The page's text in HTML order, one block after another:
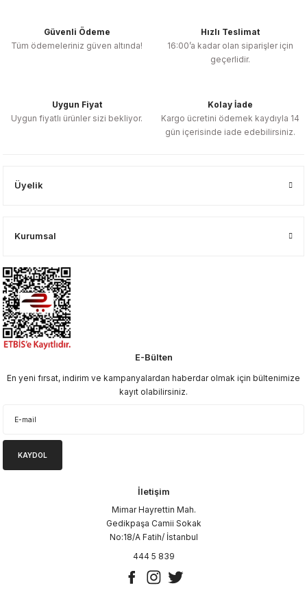
Güvenli Ödeme
Tüm ödemeleriniz güven altında!
Hızlı Teslimat
16:00’a kadar olan siparişler için
geçerlidir.
Uygun Fiyat
Uygun fiyatlı ürünler sizi bekliyor.
Kolay İade
Kargo ücretini ödemek kaydıyla 14
gün içerisinde iade edebilirsiniz.
Üyelik
Kurumsal
E-Bülten
En yeni fırsat, indirim ve kampanyalardan haberdar olmak için bültenimize
kayıt olabilirsiniz.
KAYDOL
İletişim
Mimar Hayrettin Mah.
Gedikpaşa Camii Sokak
No:18/A Fatih/ İstanbul
444 5 839